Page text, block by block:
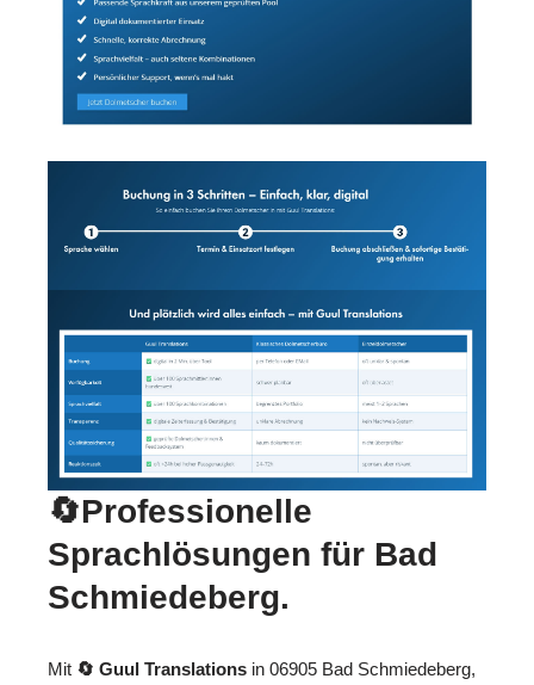
🔄Professionelle
Sprachlösungen für Bad
Schmiedeberg.
Mit 🔄 Guul Translations in 06905 Bad Schmiedeberg,